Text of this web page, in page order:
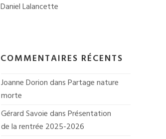
Daniel Lalancette
COMMENTAIRES RÉCENTS
Joanne Dorion dans Partage nature
morte
Gérard Savoie dans Présentation
de la rentrée 2025-2026